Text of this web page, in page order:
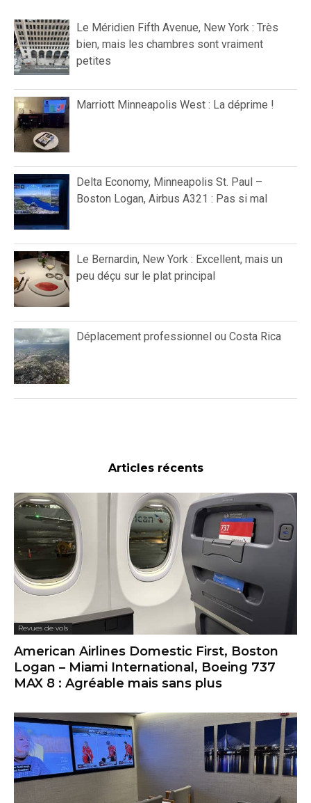
Le Méridien Fifth Avenue, New York : Très
bien, mais les chambres sont vraiment
petites
Marriott Minneapolis West : La déprime !
Delta Economy, Minneapolis St. Paul –
Boston Logan, Airbus A321 : Pas si mal
Le Bernardin, New York : Excellent, mais un
peu déçu sur le plat principal
Déplacement professionnel ou Costa Rica
Articles récents
Revues de vols
American Airlines Domestic First, Boston
Logan – Miami International, Boeing 737
MAX 8 : Agréable mais sans plus